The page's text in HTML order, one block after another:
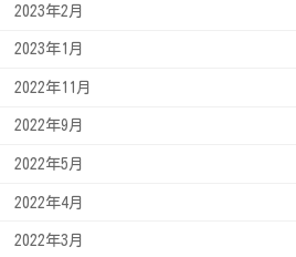
2023年2月
2023年1月
2022年11月
2022年9月
2022年5月
2022年4月
2022年3月